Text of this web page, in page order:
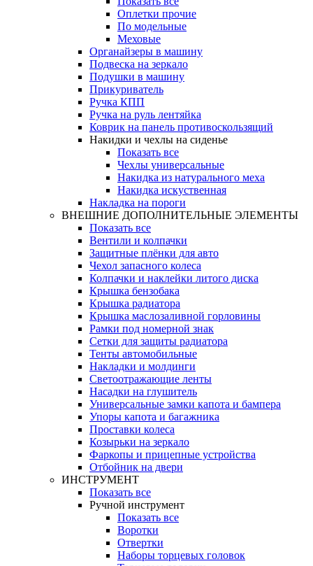
Оплетки прочиe
По модельные
Меховые
Органайзеры в машину
Подвеска на зеркало
Подушки в машину
Прикуриватель
Ручка КПП
Ручка на руль лентяйка
Коврик на панель противоскользящий
Накидки и чехлы на сиденье
Показать все
Чехлы универсальные
Накидка из натурального меха
Накидка искуственная
Накладка на пороги
ВНЕШНИЕ ДОПОЛНИТЕЛЬНЫЕ ЭЛЕМЕНТЫ
Показать все
Вентили и колпачки
Защитные плёнки для авто
Чехол запасного колеса
Колпачки и наклейки литого диска
Крышка бензобака
Крышка радиатора
Крышка маслозаливной горловины
Рамки под номерной знак
Сетки для защиты радиатора
Тенты автомобильные
Накладки и молдинги
Светоотражающие ленты
Насадки на глушитель
Универсальные замки капота и бампера
Упоры капота и багажника
Проставки колеса
Козырьки на зеркало
Фаркопы и прицепные устройства
Отбойник на двери
ИНСТРУМЕНТ
Показать все
Ручной инструмент
Показать все
Воротки
Отвертки
Наборы торцевых головок